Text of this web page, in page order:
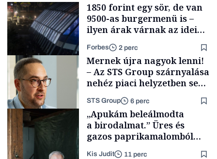
Pénz
1850 forint egy sör, de van
9500-as burgermenü is –
ilyen árak várnak az idei
Szigeten
Forbes 2 perc
Mernek újra nagyok lenni!
– Az STS Group szárnyalása
nehéz piaci helyzetben sem
STS Group 6 perc
„Apukám beleálmodta
a birodalmat.” Üres és
gazos paprikamalomból
lett az igazi családi
Kis Judit 11 perc